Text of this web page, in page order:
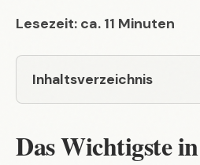
Lesezeit: ca. 11 Minuten
Inhaltsverzeichnis
Das Wichtigste